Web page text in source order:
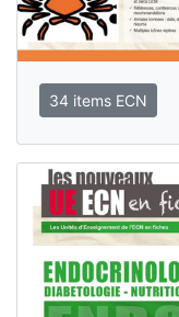
34 items ECN